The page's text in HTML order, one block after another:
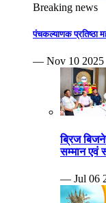
Breaking news
पंचकल्याणक प्रतिष्ठा
— Nov 10 2025
ब्रिज
सम्मान एवं
— Jul 06